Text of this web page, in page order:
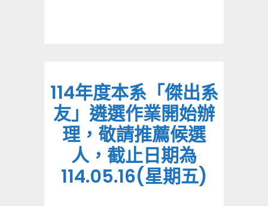
114年度本系「傑出系
友」遴選作業開始辦
理，敬請推薦候選
人，截止日期為
114.05.16(星期五)